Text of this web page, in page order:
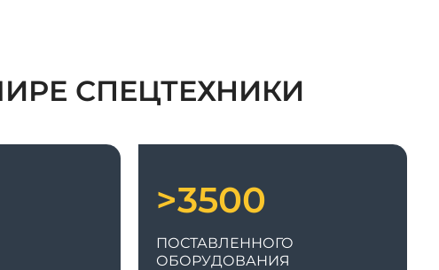
СПЕЦТЕХНИКИ
>3500
ПОСТАВЛЕННОГО
ОБОРУДОВАНИЯ